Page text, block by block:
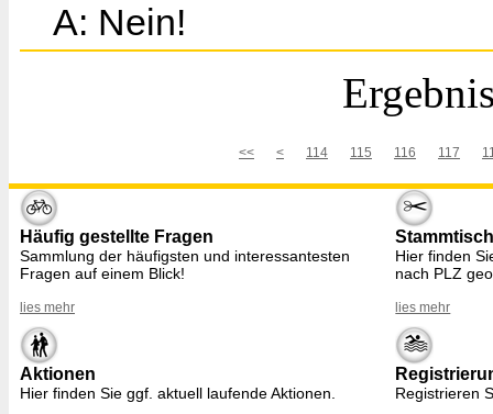
A: Nein!
<< < 114 115 116 117
Häufig gestellte Fragen
Sammlung der häufigsten und interessantesten
Fragen auf einem Blick!
lies mehr
Hier finden
nach PLZ
lies mehr
Aktionen
Hier finden Sie ggf. aktuell laufende Aktionen. Registrieren